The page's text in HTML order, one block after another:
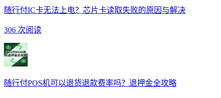
随行付IC卡无法上电？芯片卡读取失败的原因与解决
306 次阅读
随行付POS机可以退货退款费率吗？退押金全攻略